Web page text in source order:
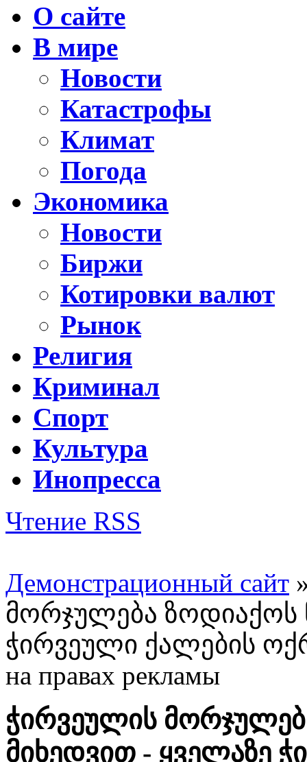
О сайте
В мире
Новости
Катастрофы
Климат
Погода
Экономика
Новости
Биржи
Котировки валют
Рынок
Религия
Криминал
Спорт
Культура
Инопресса
Чтение RSS
Демонстрационный сайт
მორჯულება ზოდიაქოს
ჭირვეული ქალების
на правах рекламы
ჭირვეულის
მიხედვით - ყველაზე